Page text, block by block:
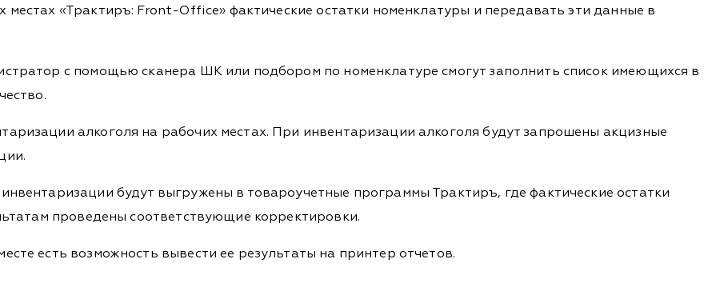
местах «Трактиръ: Front-Office» фактические остатки номенклатуры и передавать эти данные в
с помощью сканера ШК или подбором по номенклатуре смогут заполнить список имеющихся в
алкоголя на рабочих местах. При инвентаризации алкоголя будут запрошены акцизные
будут выгружены в товароучетные программы Трактиръ, где фактические остатки
проведены соответствующие корректировки.
есть возможность вывести ее результаты на принтер отчетов.